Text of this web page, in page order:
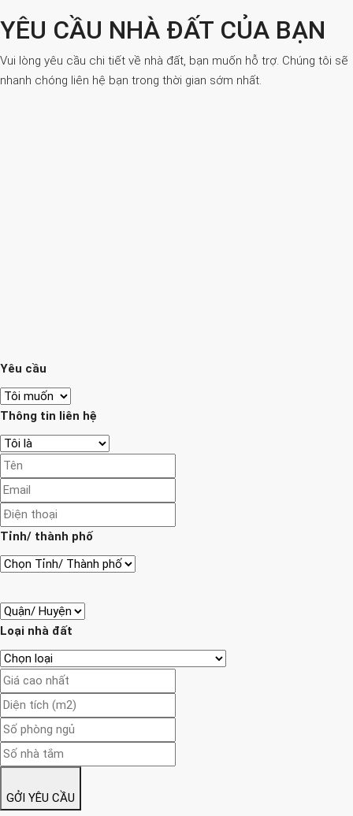
YÊU CẦU NHÀ ĐẤT CỦA BẠN
Vui lòng yêu cầu chi tiết về nhà đất, bạn muốn hỗ trợ. Chúng tôi sẽ
nhanh chóng liên hệ bạn trong thời gian sớm nhất.
Yêu cầu
Thông tin liên hệ
Tỉnh/ thành phố
Loại nhà đất
GỞI YÊU CẦU